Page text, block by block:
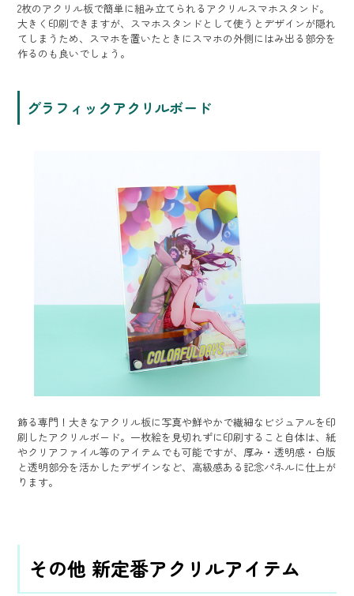
2枚のアクリル板で簡単に組み立てられるアクリルスマホスタンド。
大きく印刷できますが、スマホスタンドとして使うとデザインが隠れ
てしまうため、スマホを置いたときにスマホの外側にはみ出る部分を
作るのも良いでしょう。
グラフィックアクリルボード
飾る専門！大きなアクリル板に写真や鮮やかで繊細なビジュアルを印
刷したアクリルボード。一枚絵を見切れずに印刷すること自体は、紙
やクリアファイル等のアイテムでも可能ですが、厚み・透明感・白版
と透明部分を活かしたデザインなど、高級感ある記念パネルに仕上が
ります。
その他 新定番アクリルアイテム